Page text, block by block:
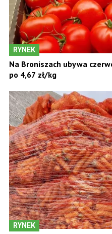
RYNEK
Na Broniszach ubywa
po 4,67 zł/kg
RYNEK